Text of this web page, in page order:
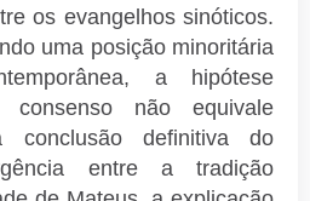
os evangelhos sinóticos.
uma posição minoritária
a hipótese
não equivale
conclusão definitiva do
entre a tradição